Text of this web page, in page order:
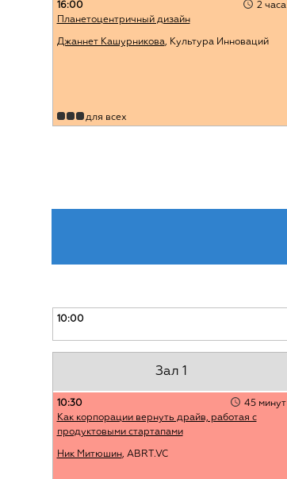
16:00
2 часа
Планетоцентричный дизайн
Джаннет Кашурникова, Культура Инноваций
для всех
10:00
Зал 1
10:30
45 минут
Как корпорации вернуть драйв, работая с
продуктовыми стартапами
Ник Митюшин, ABRT.VC